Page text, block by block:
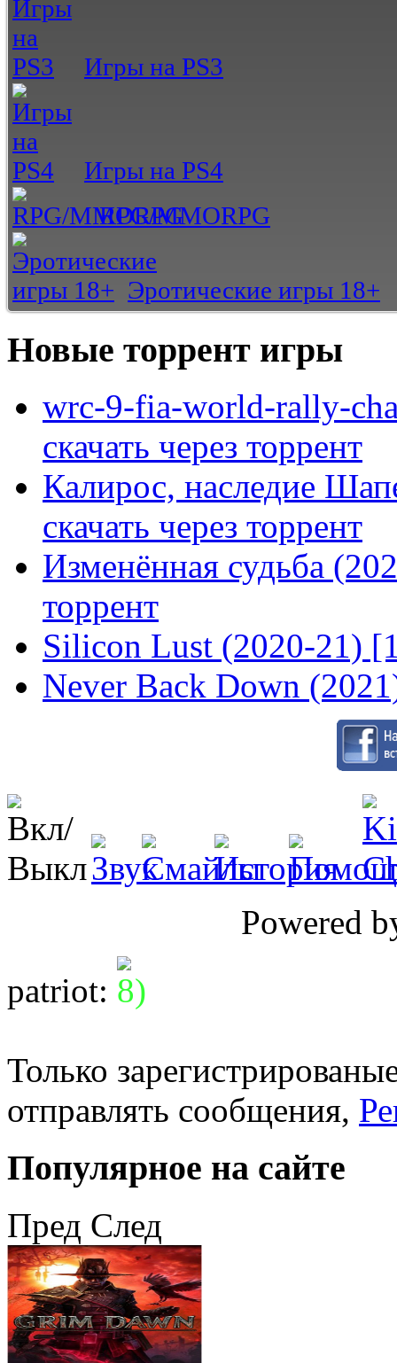
Игры на PS3
Игры на PS4
RPG/MMORPG
Эротические игры 18+
Новые торрент игры
wrc-9-fia-world-rally-
скачать через торрент
Калирос, наследие
скачать через торрент
Изменённая судьба
торрент
Silicon Lust (2020-21)
Never Back Down
Powered
patriot:
Только
отправлять сообщения,
Популярное на сайте
Пред След